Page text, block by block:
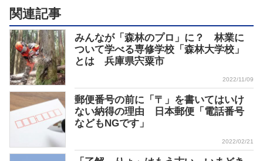
関連記事
みんなが「森林のプロ」に？ 林業に
ついて学べる専修学校「森林大学校」
とは 兵庫県宍粟市
2022/11/09
郵便番号の前に「〒」を書いてはいけ
ない納得の理由 日本郵便「電話番号
などもNGです」
2022/02/21